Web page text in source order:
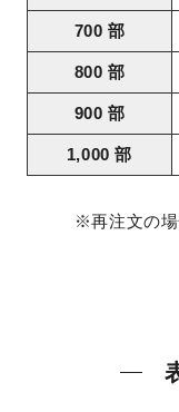
700 部
800 部
900 部
1,000 部
※再注文の場